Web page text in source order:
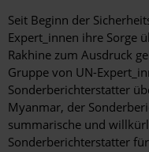
Seit Beginn der
Expert_innen ihre Sorge
Rakhine zum Ausdruck
Gruppe von UN-
Sonderberichterstatter
Myanmar, der
summarische und
Sonderberichterstatter